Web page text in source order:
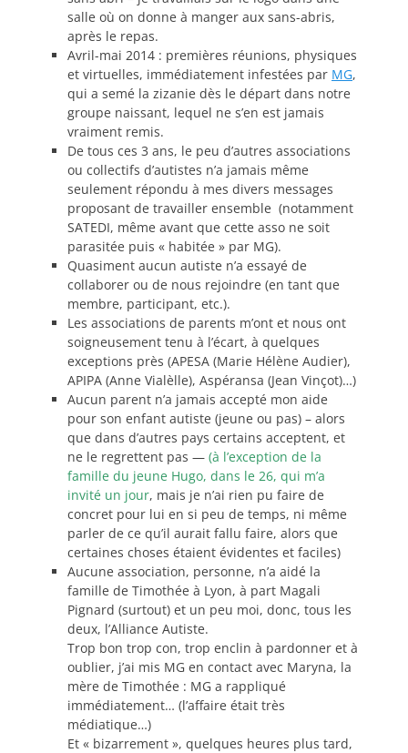
salle où on donne à manger aux sans-abris,
après le repas.
Avril-mai 2014 : premières réunions, physiques
et virtuelles, immédiatement infestées par MG,
qui a semé la zizanie dès le départ dans notre
groupe naissant, lequel ne s’en est jamais
vraiment remis.
De tous ces 3 ans, le peu d’autres associations
ou collectifs d’autistes n’a jamais même
seulement répondu à mes divers messages
proposant de travailler ensemble (notamment
SATEDI, même avant que cette asso ne soit
parasitée puis « habitée » par MG).
Quasiment aucun autiste n’a essayé de
collaborer ou de nous rejoindre (en tant que
membre, participant, etc.).
Les associations de parents m’ont et nous ont
soigneusement tenu à l’écart, à quelques
exceptions près (APESA (Marie Hélène Audier),
APIPA (Anne Vialèlle), Aspéransa (Jean Vinçot)…)
Aucun parent n’a jamais accepté mon aide
pour son enfant autiste (jeune ou pas) – alors
que dans d’autres pays certains acceptent, et
ne le regrettent pas — (à l’exception de la
famille du jeune Hugo, dans le 26, qui m’a
invité un jour, mais je n’ai rien pu faire de
concret pour lui en si peu de temps, ni même
parler de ce qu’il aurait fallu faire, alors que
certaines choses étaient évidentes et faciles)
Aucune association, personne, n’a aidé la
famille de Timothée à Lyon, à part Magali
Pignard (surtout) et un peu moi, donc, tous les
deux, l’Alliance Autiste.
Trop bon trop con, trop enclin à pardonner et à
oublier, j’ai mis MG en contact avec Maryna, la
mère de Timothée : MG a rappliqué
immédiatement… (l’affaire était très
médiatique…)
Et « bizarrement », quelques heures plus tard,